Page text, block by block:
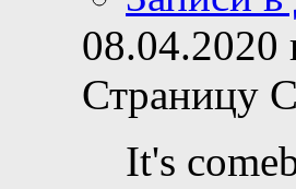
Страницу
It's